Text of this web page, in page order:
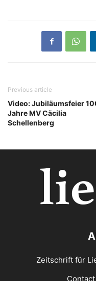
Previous article
Video: Jubiläumsfeier
Jahre MV Cäcilia
Schellenberg
Zeitschrift für